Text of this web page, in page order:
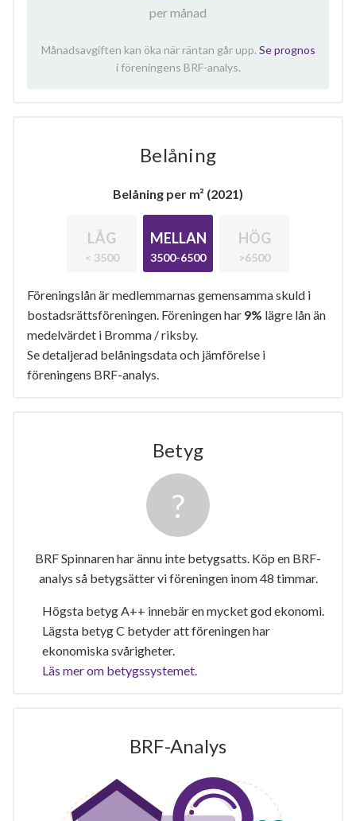
per månad
Månadsavgiften kan öka när räntan går upp. Se prognos
i föreningens BRF-analys.
Belåning
Belåning per m² (2021)
LÅG
< 3500
MELLAN
3500-6500
HÖG
>6500
Föreningslån är medlemmarnas gemensamma skuld i
bostadsrättsföreningen. Föreningen har 9% lägre lån än
medelvärdet i Bromma / riksby.
Se detaljerad belåningsdata och jämförelse i
föreningens BRF-analys.
Betyg
BRF Spinnaren har ännu inte betygsatts. Köp en BRF-
analys så betygsätter vi föreningen inom 48 timmar.
Högsta betyg A++ innebär en mycket god ekonomi.
Lägsta betyg C betyder att föreningen har
ekonomiska svårigheter.
Läs mer om betygssystemet.
BRF-Analys